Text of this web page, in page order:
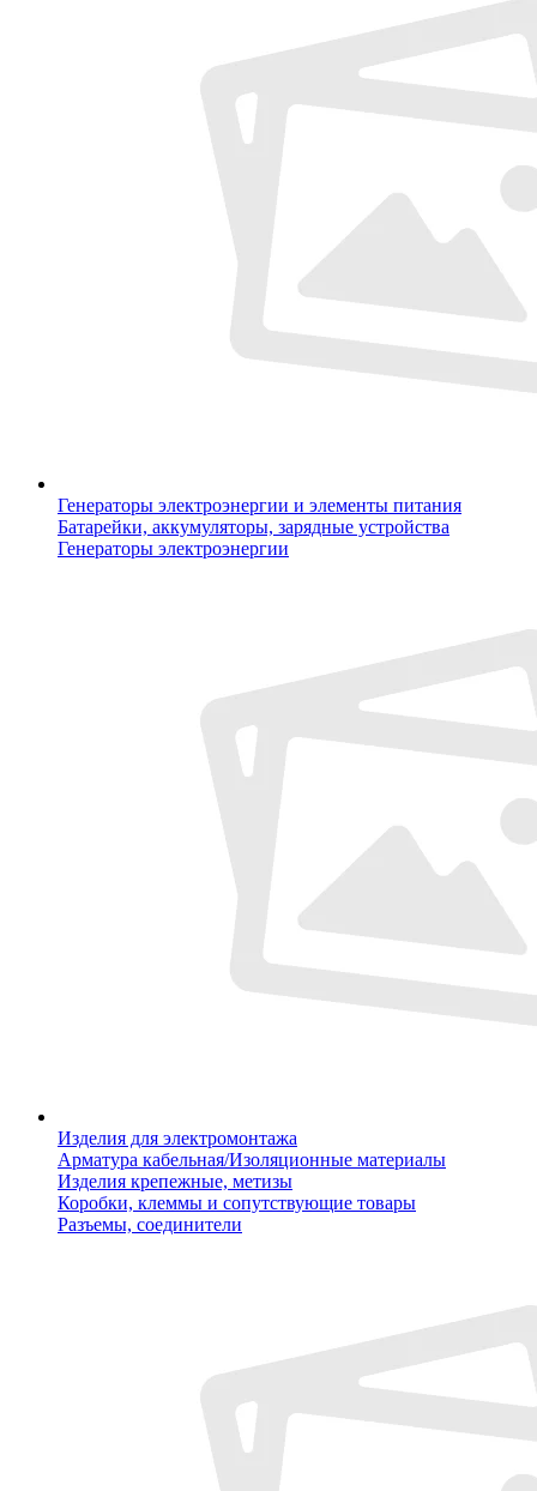
Генераторы электроэнергии и элементы питания
Батарейки, аккумуляторы, зарядные устройства
Генераторы электроэнергии
Изделия для электромонтажа
Арматура кабельная/Изоляционные материалы
Изделия крепежные, метизы
Коробки, клеммы и сопутствующие товары
Разъемы, соединители